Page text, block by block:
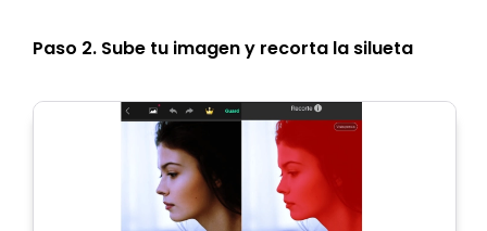
Paso 2. Sube tu imagen y recorta la silueta